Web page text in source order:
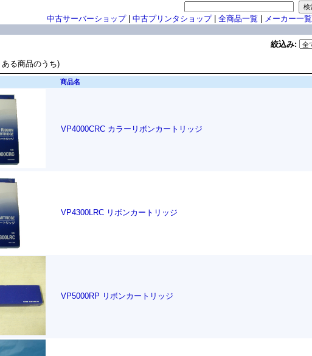
中古サーバーショップ| 中古プリンタショップ| 全商品一覧 メーカー一覧
絞込み:
ある商品のうち)
商品名
VP4000CRC カラーリボンカートリッジ
VP4300LRC リボンカートリッジ
VP5000RP リボンカートリッジ